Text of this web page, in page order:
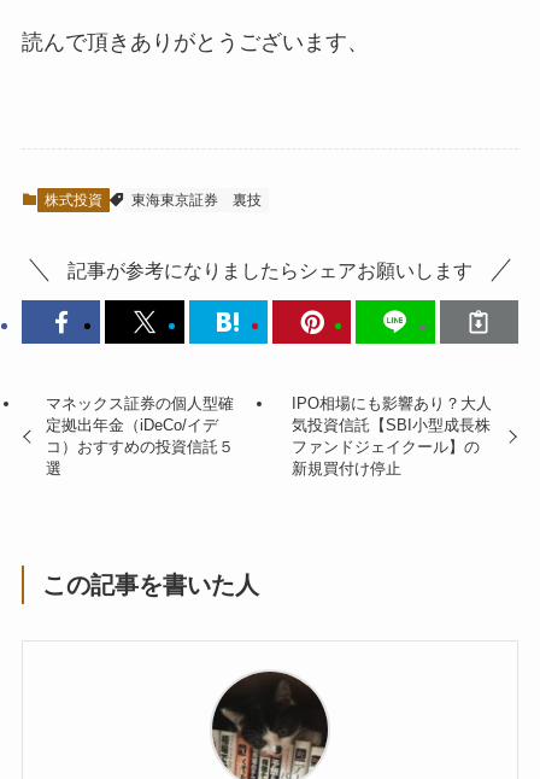
読んで頂きありがとうございます、
株式投資 東海東京証券 裏技
記事が参考になりましたらシェアお願いします
マネックス証券の個人型確
定拠出年金（iDeCo/イデ
コ）おすすめの投資信託５
選
IPO相場にも影響あり？大人
気投資信託【SBI小型成長株
ファンドジェイクール】の
新規買付け停止
この記事を書いた人